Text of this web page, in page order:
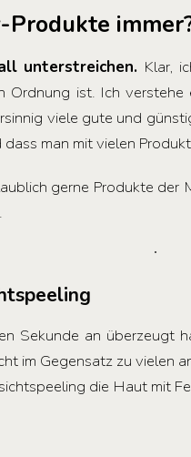
Produkte
unterstreichen. Klar,
Ordnung ist. Ich
viele gute und
man mit vielen
gerne Produkte der
Sekunde an überzeugt
im Gegensatz zu vielen
die Haut mit